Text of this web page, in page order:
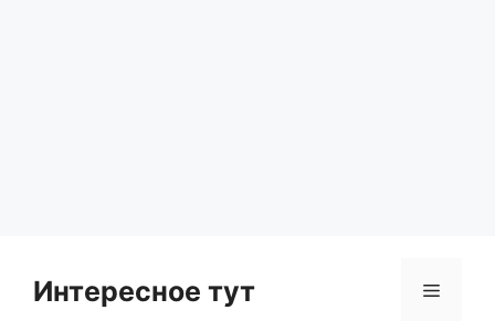
Интересное тут Menu